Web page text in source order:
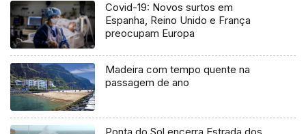
Covid-19: Novos surtos em
Espanha, Reino Unido e França
preocupam Europa
Madeira com tempo quente na
passagem de ano